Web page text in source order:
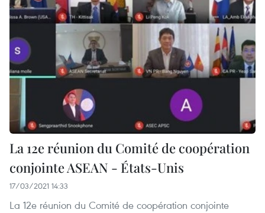
La 12e réunion du Comité de coopération
conjointe ASEAN - États-Unis
17/03/2021 14:33
La 12e réunion du Comité de coopération conjointe